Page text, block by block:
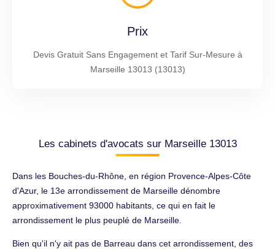
Prix
Devis Gratuit Sans Engagement et Tarif Sur-Mesure à
Marseille 13013 (13013)
Les cabinets d'avocats sur Marseille 13013
Dans les Bouches-du-Rhône, en région Provence-Alpes-Côte
d'Azur, le 13e arrondissement de Marseille dénombre
approximativement 93000 habitants, ce qui en fait le
arrondissement le plus peuplé de Marseille.
Bien qu'il n'y ait pas de Barreau dans cet arrondissement, des